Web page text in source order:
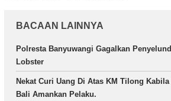
BACAAN LAINNYA
Polresta Banyuwangi Gagalkan
Lobster
Nekat Curi Uang Di Atas KM Tilong
Bali Amankan Pelaku.